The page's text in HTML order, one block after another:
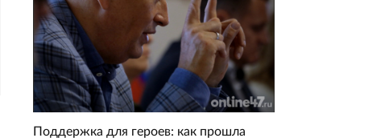
Поддержка для героев: как прошла